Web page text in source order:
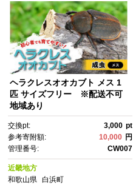
ヘラクレスオオカブト メス 1
匹 サイズフリー ※配送不可
地域あり
交換pt: 3,000 pt
参考寄附額:
10,000 円
管理番号:
CW007
近畿地方
和歌山県
白浜町